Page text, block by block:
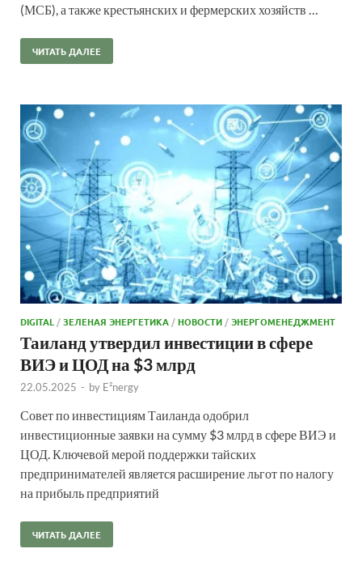
(МСБ), а также крестьянских и фермерских хозяйств …
ЧИТАТЬ ДАЛЕЕ
DIGITAL /ЗЕЛЕНАЯ ЭНЕРГЕТИКА /НОВОСТИ /ЭНЕРГОМЕНЕДЖМЕНТ
Таиланд утвердил инвестиции в сфере
ВИЭ и ЦОД на $3 млрд
22.05.2025 - by E²nergy
Совет по инвестициям Таиланда одобрил
инвестиционные заявки на сумму $3 млрд в сфере ВИЭ и
ЦОД. Ключевой мерой поддержки тайских
предпринимателей является расширение льгот по налогу
на прибыль предприятий
ЧИТАТЬ ДАЛЕЕ